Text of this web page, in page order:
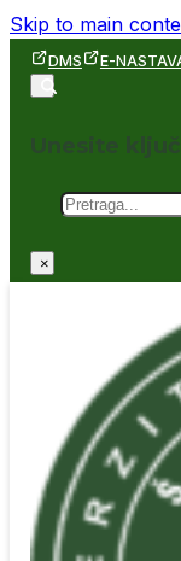
Skip to main
DMS E-
Unesite
Pretraga
×